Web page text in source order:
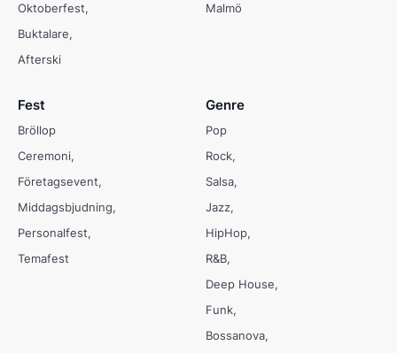
Oktoberfest
Buktalare
Afterski
Malmö
Fest
Bröllop
Ceremoni
Företagsevent
Middagsbjudning
Personalfest
Temafest
Genre
Pop
Rock
Salsa
Jazz
HipHop
R&B
Deep House
Funk
Bossanova